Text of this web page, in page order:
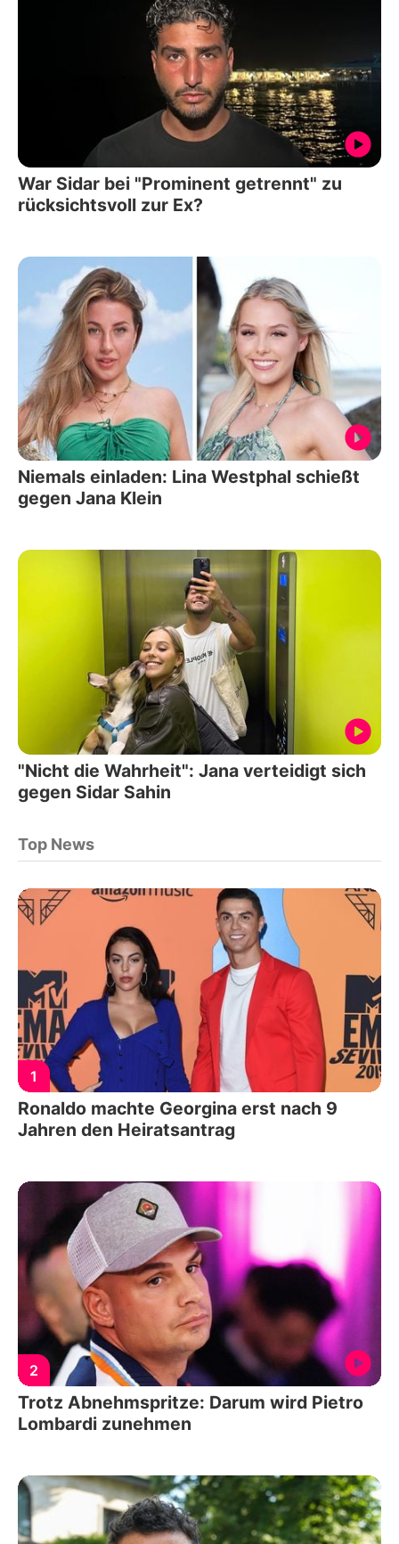
War Sidar bei "Prominent getrennt" zu
rücksichtsvoll zur Ex?
Niemals einladen: Lina Westphal schießt
gegen Jana Klein
"Nicht die Wahrheit": Jana verteidigt sich
gegen Sidar Sahin
Top News
1
Ronaldo machte Georgina erst nach 9
Jahren den Heiratsantrag
2
Trotz Abnehmspritze: Darum wird Pietro
Lombardi zunehmen